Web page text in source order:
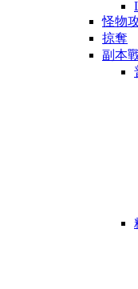
怪物
掠奪
副本